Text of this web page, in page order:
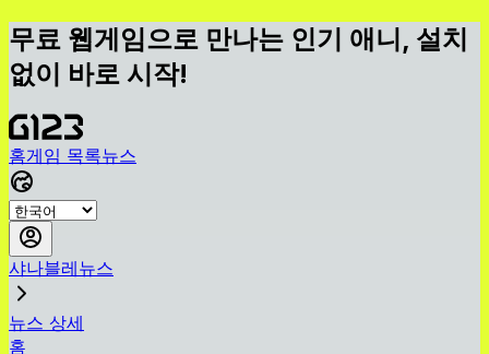
무료 웹게임으로 만나는 인기 애니, 설치
없이 바로 시작!
홈게임 목록뉴스
샤나블레뉴스
뉴스 상세
홈